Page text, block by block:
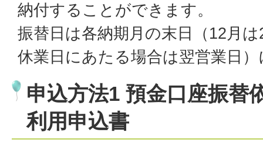
納付することができます。
振替日は各納期月の末日（12月
休業日にあたる場合は翌営業日
申込方法1 預金口座振替
利用申込書